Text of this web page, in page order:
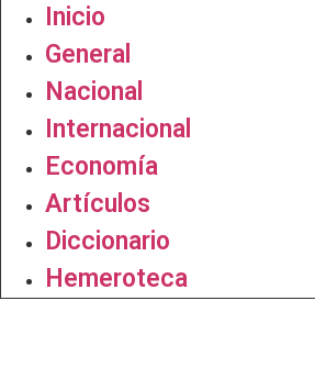
Inicio
General
Nacional
Internacional
Economía
Artículos
Diccionario
Hemeroteca